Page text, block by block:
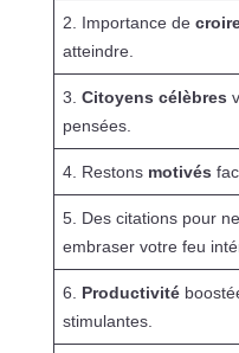
2. Importance de
atteindre.
3. Citoyens célèbres
pensées.
4. Restons motivés
5. Des citations pour
embraser votre feu
6. Productivité
stimulantes.